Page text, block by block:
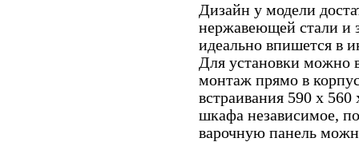
Дизайн у модели
нержавеющей стали и
идеально впишется в
Для установки можно
монтаж прямо в
встраивания 590 х
шкафа независимое,
варочную панель